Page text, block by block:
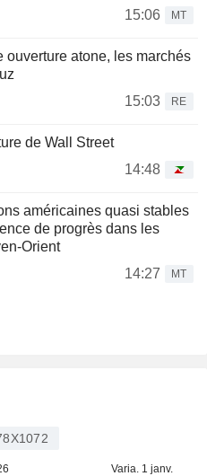
15:06
MT
ouverture atone, les marchés
15:03
RE
de Wall Street
14:48
américaines quasi stables
de progrès dans les
Orient
14:27
MT
Varia. 1 janv.